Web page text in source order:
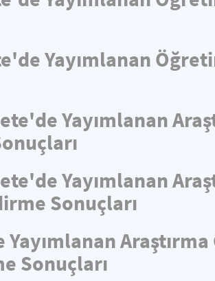
Yayımlanan
Yayımlanan
Yayımlanan
Sonuçları
Sonuçları